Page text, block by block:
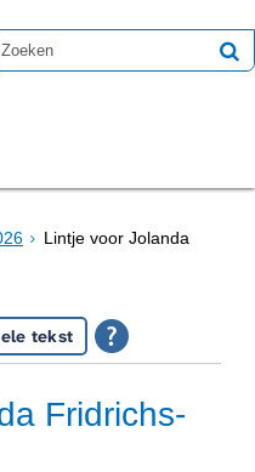
Lintje voor Jolanda
tekst
Fridrichs-